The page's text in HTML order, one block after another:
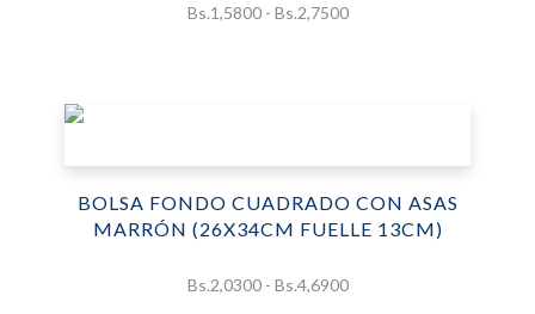
Bs.1,5800 - Bs.2,7500Rango
hasta
Bs.2,7500
BOLSA FONDO CUADRADO CON ASAS
MARRÓN (26X34CM FUELLE 13CM)
Bs.2,0300 - Bs.4,6900Rango